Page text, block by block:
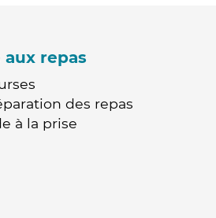
aux repas
des repas
à la prise